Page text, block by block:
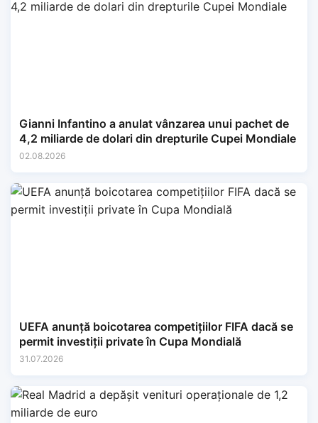
Gianni Infantino a anulat vânzarea unui pachet de
4,2 miliarde de dolari din drepturile Cupei Mondiale
02.08.2026
UEFA anunță boicotarea competițiilor FIFA dacă se
permit investiții private în Cupa Mondială
31.07.2026